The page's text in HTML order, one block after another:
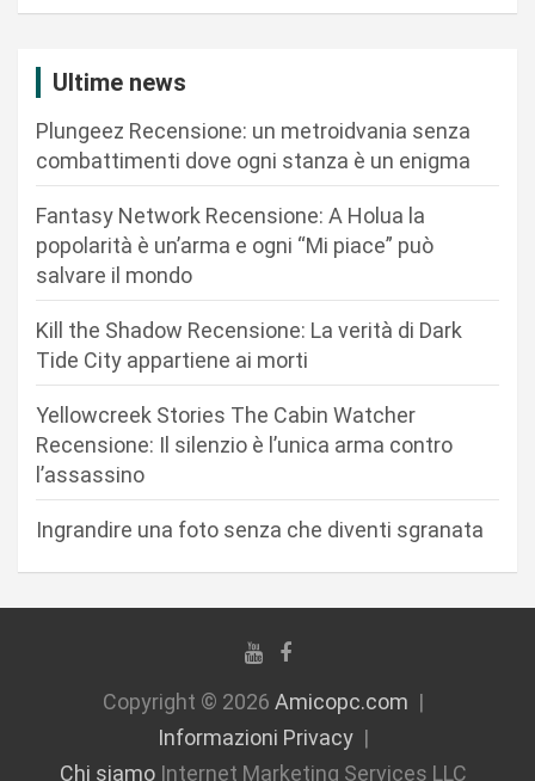
Ultime news
Plungeez Recensione: un metroidvania senza
combattimenti dove ogni stanza è un enigma
Fantasy Network Recensione: A Holua la
popolarità è un’arma e ogni “Mi piace” può
salvare il mondo
Kill the Shadow Recensione: La verità di Dark
Tide City appartiene ai morti
Yellowcreek Stories The Cabin Watcher
Recensione: Il silenzio è l’unica arma contro
l’assassino
Ingrandire una foto senza che diventi sgranata
Copyright © 2026 Amicopc.com
Informazioni Privacy
Chi siamoInternet Marketing Services LLC